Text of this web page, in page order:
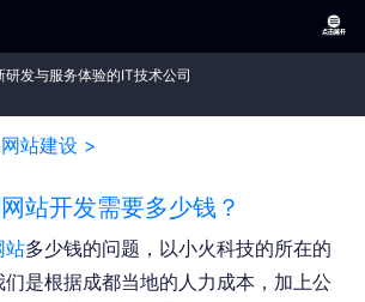
发与服务体验的IT技术公司
网站建设 >
站开发需要多少钱？
站多少钱的问题，以小火科技的所在的
是根据成都当地的人力成本，加上公